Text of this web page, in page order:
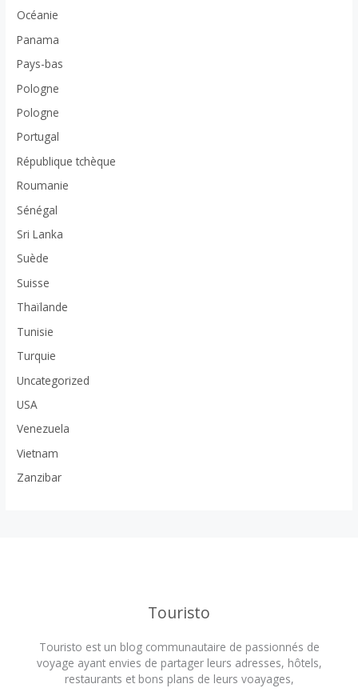
Océanie
Panama
Pays-bas
Pologne
Pologne
Portugal
République tchèque
Roumanie
Sénégal
Sri Lanka
Suède
Suisse
Thaïlande
Tunisie
Turquie
Uncategorized
USA
Venezuela
Vietnam
Zanzibar
Touristo
Touristo est un blog communautaire de passionnés de
voyage ayant envies de partager leurs adresses, hôtels,
restaurants et bons plans de leurs voayages,